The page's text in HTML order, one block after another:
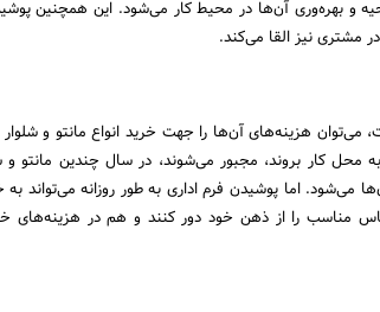
بهره‌وری آن‌ها در محیط کار می‌شود. این همچنین
مشتری نیز القا می‌کند.
می‌توان هزینه‌های آن‌ها را جهت خرید انواع مانتو و
محل کار بروند، مجبور می‌شوند، در سال چندین مانتو و
می‌شود. اما پوشیدن فرم اداری به طور روزانه می‌تواند
مناسب را از ذهن خود دور کنند و هم در هزینه‌های